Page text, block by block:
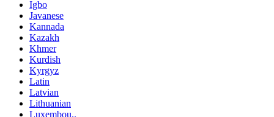
Igbo
Javanese
Kannada
Kazakh
Khmer
Kurdish
Kyrgyz
Latin
Latvian
Lithuanian
Luxembou..